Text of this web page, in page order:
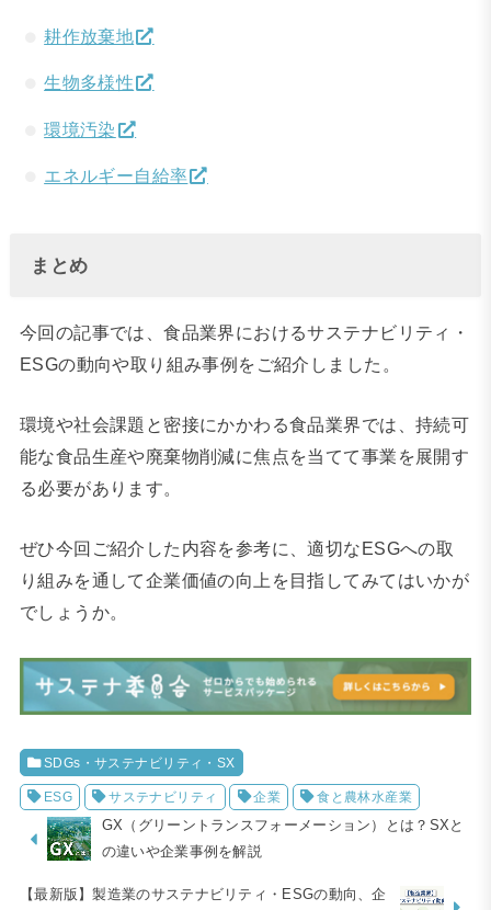
耕作放棄地
生物多様性
環境汚染
エネルギー自給率
まとめ
今回の記事では、食品業界におけるサステナビリティ・
ESGの動向や取り組み事例をご紹介しました。
環境や社会課題と密接にかかわる食品業界では、持続可
能な食品生産や廃棄物削減に焦点を当てて事業を展開す
る必要があります。
ぜひ今回ご紹介した内容を参考に、適切なESGへの取
り組みを通して企業価値の向上を目指してみてはいかが
でしょうか。
SDGs・サステナビリティ・SX
ESG サステナビリティ 企業 食と農林水産業
​GX（グリーントランスフォーメーション）とは？SXと
の違いや企業事例を解説
【最新版】製造業のサステナビリティ・ESGの動向、企